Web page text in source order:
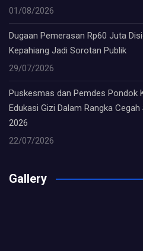
01/08/2026
Dugaan Pemerasan Rp60 Juta
Kepahiang Jadi Sorotan Publik
29/07/2026
Puskesmas dan Pemdes Pondok
Edukasi Gizi Dalam Rangka
2026
22/07/2026
Gallery